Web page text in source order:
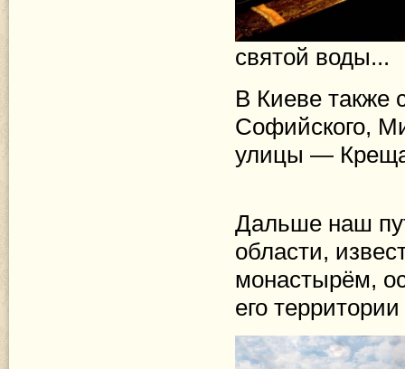
святой воды...
В Киеве также
Софийского,
улицы —
Дальше наш
области,
монастырём,
его